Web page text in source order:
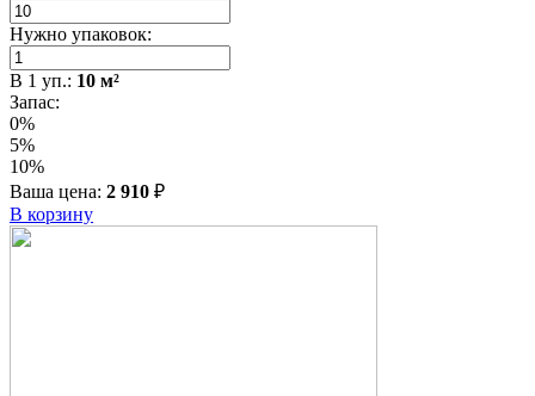
Нужно упаковок:
В 1 уп.: 10 м²
Запас:
0%
5%
10%
Ваша цена: 2 910 ₽
В корзину